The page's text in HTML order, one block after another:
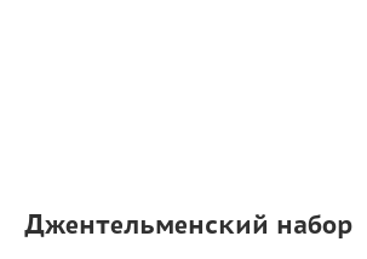
Джентельменский набор